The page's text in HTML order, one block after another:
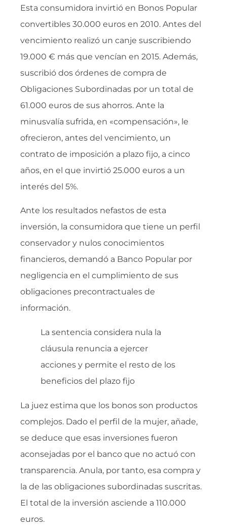
Esta consumidora invirtió en Bonos Popular
convertibles 30.000 euros en 2010. Antes del
vencimiento realizó un canje suscribiendo
19.000 € más que vencían en 2015. Además,
suscribió dos órdenes de compra de
Obligaciones Subordinadas por un total de
61.000 euros de sus ahorros. Ante la
minusvalía sufrida, en «compensación», le
ofrecieron, antes del vencimiento, un
contrato de imposición a plazo fijo, a cinco
años, en el que invirtió 25.000 euros a un
interés del 5%.
Ante los resultados nefastos de esta
inversión, la consumidora que tiene un perfil
conservador y nulos conocimientos
financieros, demandó a Banco Popular por
negligencia en el cumplimiento de sus
obligaciones precontractuales de
información.
La sentencia considera nula la
cláusula renuncia a ejercer
acciones y permite el resto de los
beneficios del plazo fijo
La juez estima que los bonos son productos
complejos. Dado el perfil de la mujer, añade,
se deduce que esas inversiones fueron
aconsejadas por el banco que no actuó con
transparencia. Anula, por tanto, esa compra y
la de las obligaciones subordinadas suscritas.
El total de la inversión asciende a 110.000
euros.